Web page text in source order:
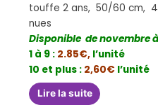
touffe 2 ans, 50/60 cm,
nues
Disponible de novembre
1 à 9 : 2.85€, l’unité
10 et plus : 2,60€ l’unité
Lire la suite